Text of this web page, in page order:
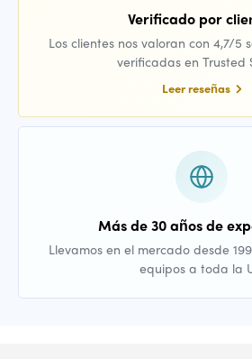
Verificado por
Los clientes nos valoran con 4,7/5
verificadas en Trusted
Leer reseñas
Más de 30 años de
Llevamos en el mercado desde
equipos a toda la